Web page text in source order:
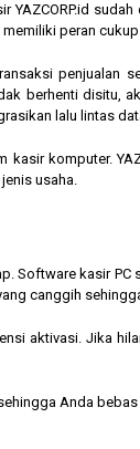
peran
penjualan
berhenti disitu,
lalu lintas
komputer.
usaha.
Software kasir
canggih
aktivasi. Jika
Anda